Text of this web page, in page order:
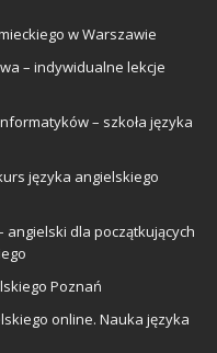
w Warszawie
– indywidualne lekcje
– szkoła języka
języka angielskiego
dla początkujących
Poznań
online. Nauka języka